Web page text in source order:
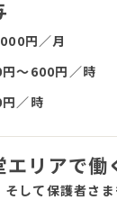
円／月
〜600円／時
／時
リアで働
して保護者さま